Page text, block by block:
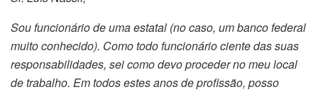
Sou funcionário de uma estatal (no caso, um banco federal
muito conhecido). Como todo funcionário ciente das suas
responsabilidades, sei como devo proceder no meu local
de trabalho. Em todos estes anos de profissão, posso